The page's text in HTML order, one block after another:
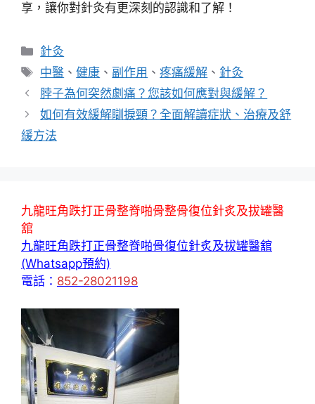
享，讓你對針灸有更深刻的認識和了解！
分
類
針灸
標
籤
中醫 、健康 、 副作用 、疼痛緩解 、 針灸
脖子為何突然劇痛？您該如何應對與緩解？
如何有效緩解瞓捩頸？全面解讀症狀、治療及舒
緩方法
九龍旺角跌打正骨整脊啪骨整骨復位針炙及拔罐醫
舘
九龍旺角跌打正骨整脊啪骨復位針炙及拔罐醫舘
(Whatsapp預約)
電話： 852-28021198